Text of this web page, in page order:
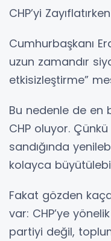
CHP’yi
Cumhurbaşkanı
uzun zamandır
etkisizleştirme”
Bu nedenle de en
CHP oluyor.
sandığında
kolayca
Fakat gözden
var: CHP’ye
partiyi değil,